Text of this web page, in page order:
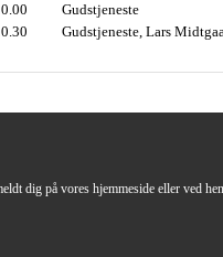
Gudstjeneste
Gudstjeneste, Lars
dig på vores hjemmeside eller ved